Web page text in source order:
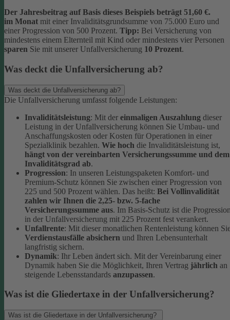
Der Jahresbeitrag auf Basis dieses Beispiels beträgt 51,60 €.
im Monat mit einer Invaliditätsgrundsumme von 75.000 Euro und
einer Progression von 500 Prozent. Tipp: Bei Versicherung von
mindestens einem Elternteil mit Kind oder mindestens vier Personen
sparen Sie mit unserer Unfallversicherung 10 Prozent.
Was deckt die Unfallversicherung ab?
Was deckt die Unfallversicherung ab?
Die Unfallversicherung umfasst folgende Leistungen:
Invaliditätsleistung: Mit der einmaligen Auszahlung dieser
Leistung in der Unfallversicherung können Sie Umbau- und
Anschaffungskosten oder Kosten für Operationen in einer
Spezialklinik bezahlen. Wie hoch die Invaliditätsleistung ist,
hängt von der vereinbarten Versicherungssumme und dem
Invaliditätsgrad ab.
Progression: In unseren Leistungspaketen Komfort- und
Premium-Schutz können Sie zwischen einer Progression von
225 und 500 Prozent wählen. Das heißt: Bei Vollinvalidität
zahlen wir Ihnen die 2,25- bzw. 5-fache
Versicherungssumme aus. Im Basis-Schutz ist die
in der Unfallversicherung mit 225 Prozent fest verankert.
Unfallrente: Mit dieser monatlichen Rentenleistung können
Verdienstausfälle absichern und Ihren Lebensunterhalt
langfristig sichern.
Dynamik: Ihr Leben ändert sich. Mit der Vereinbarung einer
Dynamik haben Sie die Möglichkeit, Ihren Vertrag jährlich an
steigende Lebensstandards anzupassen.
Was ist die Gliedertaxe in der Unfallversicherung?
Was ist die Gliedertaxe in der Unfallversicherung?